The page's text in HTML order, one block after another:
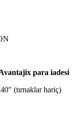
para iadesi
(tırnaklar hariç)